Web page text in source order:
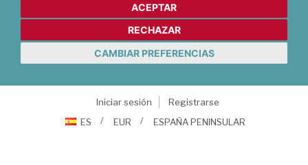
ACEPTAR
RECHAZAR
CAMBIAR PREFERENCIAS
Iniciar sesión
Registrarse
ES
EUR ESPAÑA PENINSULAR